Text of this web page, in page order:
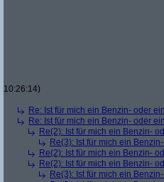
10:26:14)
Re: Ist für mich ein Benzin- oder
Re: Ist für mich ein Benzin- oder
Re(2): Ist für mich ein Benzin-
Re(3): Ist für mich ein
Re(2): Ist für mich ein Benzin-
Re(2): Ist für mich ein Benzin-
Re(3): Ist für mich ein